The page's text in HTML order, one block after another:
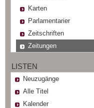
Karten
Parlamentarier
Zeitschriften
Zeitungen
LISTEN
Neuzugänge
Alle Titel
Kalender